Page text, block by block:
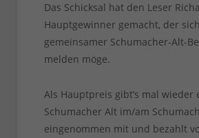
Das Schicksal hat den Leser
Hauptgewinner gemacht, der
gemeinsamer Schumacher-Alt-
melden möge.
Als Hauptpreis gibt’s mal wieder
Schumacher Alt im/am
eingenommen mit und bezahlt